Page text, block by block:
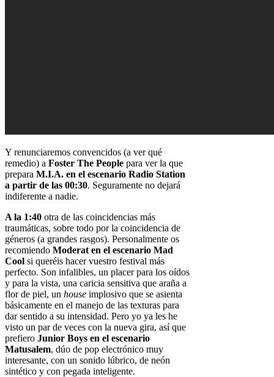
Y renunciaremos convencidos (a ver qué
remedio) a Foster The People para ver la que
prepara M.I.A. en el escenario Radio Station
a partir de las 00:30. Seguramente no dejará
indiferente a nadie.
A la 1:40 otra de las coincidencias más
traumáticas, sobre todo por la coincidencia de
géneros (a grandes rasgos). Personalmente os
recomiendo Moderat en el escenario Mad
Cool si queréis hacer vuestro festival más
perfecto. Son infalibles, un placer para los oídos
y para la vista, una caricia sensitiva que araña a
flor de piel, un house implosivo que se asienta
básicamente en el manejo de las texturas para
dar sentido a su intensidad. Pero yo ya les he
visto un par de veces con la nueva gira, así que
prefiero Junior Boys en el escenario
Matusalem, dúo de pop electrónico muy
interesante, con un sonido lúbrico, de neón
sintético y con pegada inteligente.